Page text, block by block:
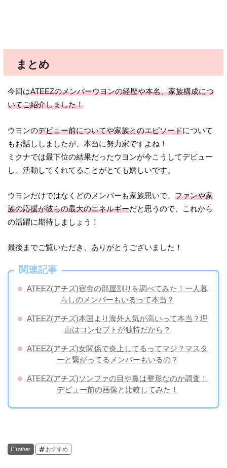
まとめ
今回はATEEZのメンバーウヨンの経歴や本名、家族構成につ
いてご紹介しました！
ウヨンのデビュー前についてや家族とのエピソードについて
もお話ししましたが、本当に努力家ですよね！
ミクナでは最下位の結果だったウヨンが今こうしてデビュー
し、活動してくれてることがとても嬉しいです。
ウヨンだけではなくどのメンバーも家族思いで、ファンや家
族の応援が彼らの最大のエネルギーだと思うので、これから
の活躍に期待しましょう！
最後までご覧いただき、ありがとうございました！
関連記事
ATEEZ(アチズ)宿舎の部屋割りを調べてみた！一人暮
らしのメンバーもいるって本当？
ATEEZ(アチズ)本国より海外人気が高いって本当？理
由はコンセプトが独特だから？
ATEEZ(アチズ)女関係で炎上してるってマジ？マスタ
ーと繋がってるメンバーもいるの？
​ATEEZ(アチズ)ソンファの目や鼻は整形なのか調査！
デビュー前の画像と比較してみた！
other おすすめ